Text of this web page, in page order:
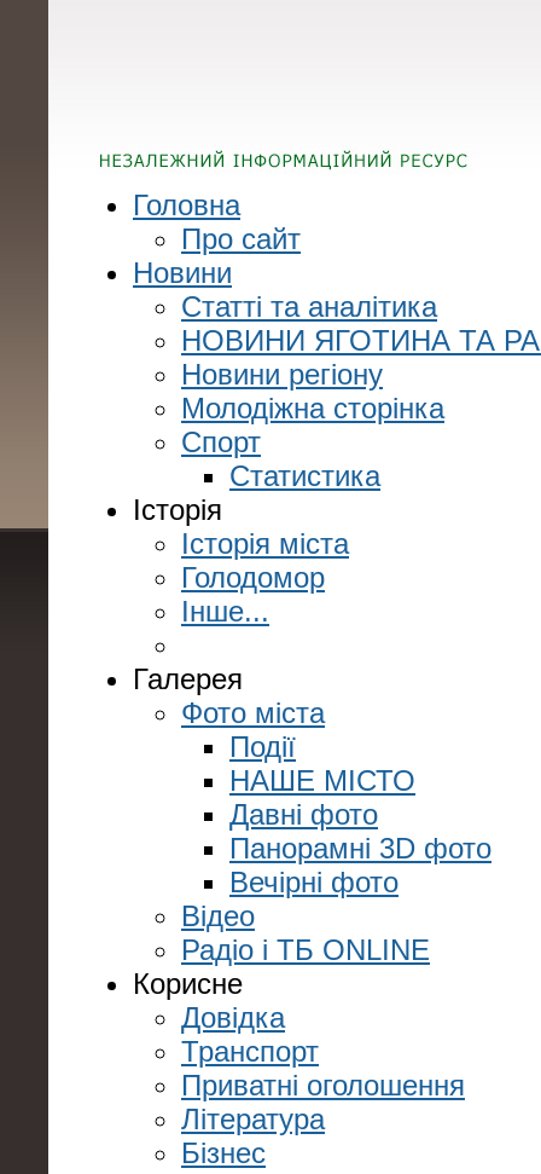
Головна
Про сайт
Новини
Статті та аналітика
НОВИНИ ЯГОТИНА ТА
Новини регіону
Молодіжна сторінка
Спорт
Статистика
Історія
Історія міста
Голодомор
Інше...
Галерея
Фото міста
Події
НАШЕ МІСТО
Давні фото
Панорамні 3D фото
Вечірні фото
Відео
Радіо і ТБ ONLINE
Корисне
Довідка
Транспорт
Приватні оголошення
Література
Бізнес